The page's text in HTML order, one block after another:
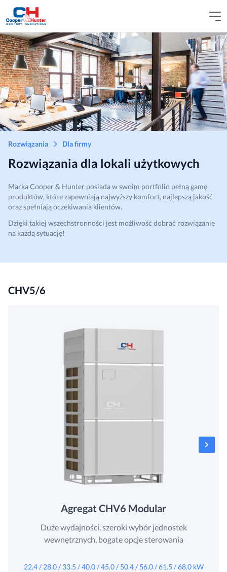
Rozwiązania Dla firmy
Rozwiązania dla lokali użytkowych
Marka Cooper & Hunter posiada w swoim portfolio pełną gamę
produktów, które zapewniają najwyższy komfort, najlepszą jakość
oraz spełniają oczekiwania klientów.
Dzięki takiej wszechstronności jest możliwość dobrać rozwiązanie
na każdą sytuację!
CHV5/6
Agregat CHV6 Modular
Duże wydajności, szeroki wybór jednostek
wewnętrznych, bogate opcje sterowania
22.4 / 28.0 / 33.5 / 40.0 / 45.0 / 50.4 / 56.0 / 61.5 / 68.0 kW